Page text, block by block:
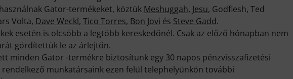
Gator-termékeket, köztük Meshuggah, Jesu, Godflesh, Ted
Volta, Dave Weckl, Tico Torres, Bon Jovi és Steve Gadd.
esetén is olcsóbb a legtöbb kereskedőnél. Csak az előző hónapban nem
gördítettük le az árlejtőn.
minden Gator -termékre biztosítunk egy 30 napos pénzvisszafizetési
munkatársaink ezen felül telephelyünkön további